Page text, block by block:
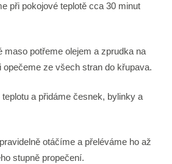
při pokojové teplotě cca 30 minut
maso potřeme olejem a zprudka na
opečeme ze všech stran do křupava.
a přidáme česnek, bylinky a
otáčíme a přeléváme ho až
stupně propečení.